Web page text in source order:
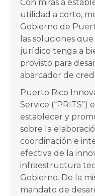
Con miras a
utilidad a corto,
Gobierno de
las soluciones
jurídico tenga a
provisto para
abarcador de
Puerto Rico
Service (“PRITS”)
establecer y
sobre la
coordinación e
efectiva de la
infraestructura
Gobierno. De la
mandato de